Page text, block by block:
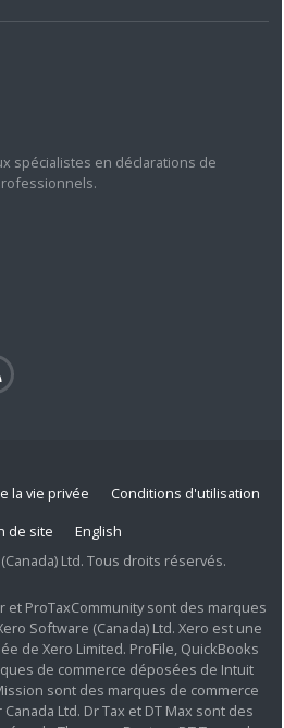
spécialistes en déclarations de
la vie privée
Conditions d'utilisation
de site
English
Ltd. Tous droits réservés.
et ProTaxCommunity sont des marques
Software (Canada) Ltd. Xero est une
de Xero Limited. ProFile, QuickBooks
de commerce déposées de Intuit
sont des marques de commerce
Ltd. Dr Tax et DT Max sont des